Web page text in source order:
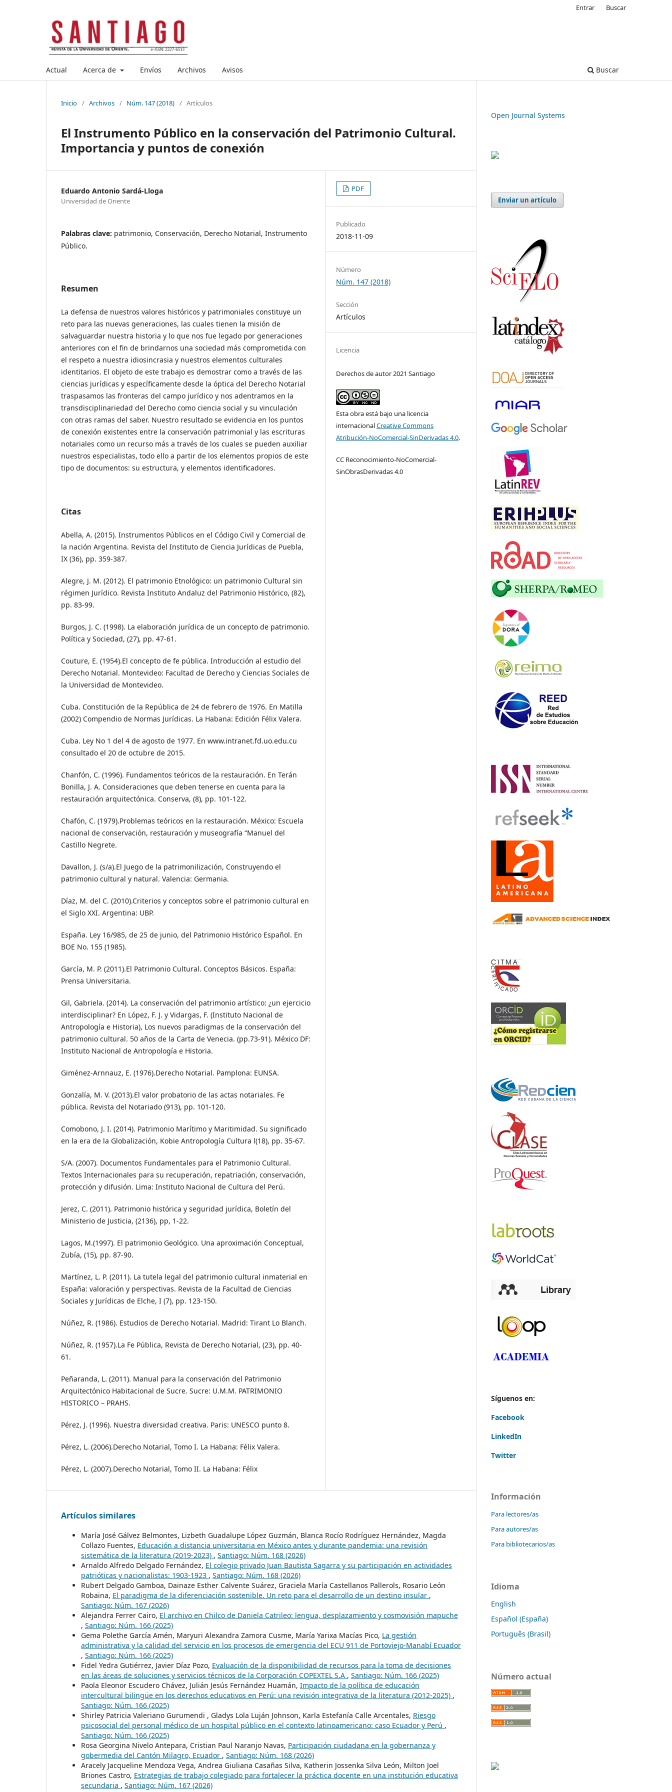
Actual Acerca de Envíos Archivos Avisos Buscar
Entrar Buscar
Inicio / Archivos / Núm. 147 (2018) / Artículos
El Instrumento Público en la conservación del Patrimonio Cultural.
Importancia y puntos de conexión
Eduardo Antonio Sardá-Lloga
Universidad de Oriente
Palabras clave: patrimonio, Conservación, Derecho Notarial, Instrumento
Público.
Resumen
La defensa de nuestros valores históricos y patrimoniales constituye un
reto para las nuevas generaciones, las cuales tienen la misión de
salvaguardar nuestra historia y lo que nos fue legado por generaciones
anteriores con el fin de brindarnos una sociedad más comprometida con
el respeto a nuestra idiosincrasia y nuestros elementos culturales
identitarios. El objeto de este trabajo es demostrar como a través de las
ciencias jurídicas y específicamente desde la óptica del Derecho Notarial
traspasamos las fronteras del campo jurídico y nos adentramos en la
transdisciplinariedad del Derecho como ciencia social y su vinculación
con otras ramas del saber. Nuestro resultado se evidencia en los puntos
de conexión existentes entre la conservación patrimonial y las escrituras
notariales como un recurso más a través de los cuales se pueden auxiliar
nuestros especialistas, todo ello a partir de los elementos propios de este
tipo de documentos: su estructura, y elementos identificadores.
Citas
Abella, A. (2015). Instrumentos Públicos en el Código Civil y Comercial de
la nación Argentina. Revista del Instituto de Ciencia Jurídicas de Puebla,
IX (36), pp. 359-387.
Alegre, J. M. (2012). El patrimonio Etnológico: un patrimonio Cultural sin
régimen Jurídico. Revista Instituto Andaluz del Patrimonio Histórico, (82),
pp. 83-99.
Burgos, J. C. (1998). La elaboración jurídica de un concepto de patrimonio.
Política y Sociedad, (27), pp. 47-61.
Couture, E. (1954).El concepto de fe pública. Introducción al estudio del
Derecho Notarial. Montevideo: Facultad de Derecho y Ciencias Sociales de
la Universidad de Montevideo.
Cuba. Constitución de la República de 24 de febrero de 1976. En Matilla
(2002) Compendio de Normas Jurídicas. La Habana: Edición Félix Valera.
Cuba. Ley No 1 del 4 de agosto de 1977. En www.intranet.fd.uo.edu.cu
consultado el 20 de octubre de 2015.
Chanfón, C. (1996). Fundamentos teóricos de la restauración. En Terán
Bonilla, J. A. Consideraciones que deben tenerse en cuenta para la
restauración arquitectónica. Conserva, (8), pp. 101-122.
Chafón, C. (1979).Problemas teóricos en la restauración. México: Escuela
nacional de conservación, restauración y museografía “Manuel del
Castillo Negrete.
Davallon, J. (s/a).El Juego de la patrimonilización, Construyendo el
patrimonio cultural y natural. Valencia: Germania.
Díaz, M. del C. (2010).Criterios y conceptos sobre el patrimonio cultural en
el Siglo XXI. Argentina: UBP.
España. Ley 16/985, de 25 de junio, del Patrimonio Histórico Español. En
BOE No. 155 (1985).
García, M. P. (2011).El Patrimonio Cultural. Conceptos Básicos. España:
Prensa Universitaria.
Gil, Gabriela. (2014). La conservación del patrimonio artístico: ¿un ejercicio
interdisciplinar? En López, F. J. y Vidargas, F. (Instituto Nacional de
Antropología e Historia), Los nuevos paradigmas de la conservación del
patrimonio cultural. 50 años de la Carta de Venecia. (pp.73-91). México DF:
Instituto Nacional de Antropología e Historia.
Giménez-Arnnauz, E. (1976).Derecho Notarial. Pamplona: EUNSA.
Gonzalía, M. V. (2013).El valor probatorio de las actas notariales. Fe
pública. Revista del Notariado (913), pp. 101-120.
Comobono, J. I. (2014). Patrimonio Marítimo y Maritimidad. Su significado
en la era de la Globalización, Kobie Antropología Cultura l(18), pp. 35-67.
S/A. (2007). Documentos Fundamentales para el Patrimonio Cultural.
Textos Internacionales para su recuperación, repatriación, conservación,
protección y difusión. Lima: Instituto Nacional de Cultura del Perú.
Jerez, C. (2011). Patrimonio histórica y seguridad jurídica, Boletín del
Ministerio de Justicia, (2136), pp, 1-22.
Lagos, M.(1997). El patrimonio Geológico. Una aproximación Conceptual,
Zubía, (15), pp. 87-90.
Martínez, L. P. (2011). La tutela legal del patrimonio cultural inmaterial en
España: valoración y perspectivas. Revista de la Facultad de Ciencias
Sociales y Jurídicas de Elche, I (7), pp. 123-150.
Núñez, R. (1986). Estudios de Derecho Notarial. Madrid: Tirant Lo Blanch.
Núñez, R. (1957).La Fe Pública, Revista de Derecho Notarial, (23), pp. 40-
61.
Peñaranda, L. (2011). Manual para la conservación del Patrimonio
Arquitectónico Habitacional de Sucre. Sucre: U.M.M. PATRIMONIO
HISTORICO – PRAHS.
Pérez, J. (1996). Nuestra diversidad creativa. Paris: UNESCO punto 8.
Pérez, L. (2006).Derecho Notarial, Tomo I. La Habana: Félix Valera.
Pérez, L. (2007).Derecho Notarial, Tomo II. La Habana: Félix
PDF
Publicado
2018-11-09
Número
Núm. 147 (2018)
Sección
Artículos
Licencia
Derechos de autor 2021 Santiago
Esta obra está bajo una licencia
internacionalCreative Commons
Atribución-NoComercial-SinDerivadas 4.0.
CC Reconocimiento-NoComercial-
SinObrasDerivadas 4.0
Artículos similares
María José Gálvez Belmontes, Lizbeth Guadalupe López Guzmán, Blanca Rocío Rodríguez Hernández, Magda
Collazo Fuentes, Educación a distancia universitaria en México antes y durante pandemia: una revisión
sistemática de la literatura (2019-2023) , Santiago: Núm. 168 (2026)
Arnaldo Alfredo Delgado Fernández, El colegio privado Juan Bautista Sagarra y su participación en actividades
patrióticas y nacionalistas: 1903-1923 , Santiago: Núm. 168 (2026)
Rubert Delgado Gamboa, Dainaze Esther Calvente Suárez, Graciela María Castellanos Pallerols, Rosario León
Robaina, El paradigma de la diferenciación sostenible. Un reto para el desarrollo de un destino insular ,
Santiago: Núm. 167 (2026)
Alejandra Ferrer Cairo, El archivo en Chilco de Daniela Catrileo: lengua, desplazamiento y cosmovisión mapuche
, Santiago: Núm. 166 (2025)
Gema Polethe García Amén, Maryuri Alexandra Zamora Cusme, María Yarixa Macías Pico, La gestión
administrativa y la calidad del servicio en los procesos de emergencia del ECU 911 de Portoviejo-Manabí Ecuador
, Santiago: Núm. 166 (2025)
Fidel Yedra Gutiérrez, Javier Díaz Pozo, Evaluación de la disponibilidad de recursos para la toma de decisiones
en las áreas de soluciones y servicios técnicos de la Corporación COPEXTEL S.A , Santiago: Núm. 166 (2025)
Paola Eleonor Escudero Chávez, Julián Jesús Fernández Huamán, Impacto de la política de educación
intercultural bilingüe en los derechos educativos en Perú: una revisión integrativa de la literatura (2012-2025) ,
Santiago: Núm. 166 (2025)
Shirley Patricia Valeriano Gurumendi , Gladys Lola Luján Johnson, Karla Estefanía Calle Arcentales, Riesgo
psicosocial del personal médico de un hospital público en el contexto latinoamericano: caso Ecuador y Perú ,
Santiago: Núm. 166 (2025)
Rosa Georgina Nivelo Antepara, Cristian Paul Naranjo Navas, Participación ciudadana en la gobernanza y
gobermedia del Cantón Milagro, Ecuador , Santiago: Núm. 168 (2026)
Aracely Jacqueline Mendoza Vega, Andrea Giuliana Casañas Silva, Katherin Jossenka Silva León, Milton Joel
Briones Castro, Estrategias de trabajo colegiado para fortalecer la práctica docente en una institución educativa
secundaria , Santiago: Núm. 167 (2026)
Open Journal Systems
Enviar un artículo
Síguenos en:
Facebook
LinkedIn
Twitter
Información
Para lectores/as
Para autores/as
Para bibliotecarios/as
Idioma
English
Español (España)
Português (Brasil)
Número actual